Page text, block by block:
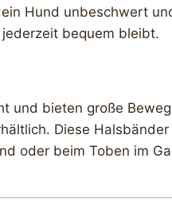
Hund unbeschwert
bequem bleibt.
und bieten große
Diese
oder beim Toben im